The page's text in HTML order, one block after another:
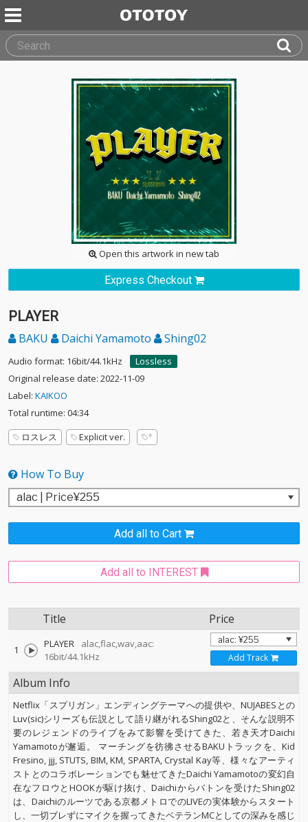
Open this artwork in new tab
Express Checkout
PLAYER
BAKU Daichi Yamamoto Shing02
Audio format: 16bit/44.1kHz
Lossless
Original release date: 2022-11-09
Label: KAIKOO
Total runtime: 04:34
ロスレス
Explicit ver.
How To Buy
Add all to Cart
Add all to INTEREST
Title Price
1 PLAYER
alac,flac,wav,aac:
16bit/44.1kHz
Add Track
Album Info
Netflix「スプリガン」エンディングテーマへの提供や、NUJABESとの
Luv(sic)シリーズも伝説として語り継がれるShing02と、そんな説明不
要のレジェンドのライブをみて影響を受けてきた、若き天才Daichi
Yamamotoが邂逅。 マーチングを彷彿させるBAKUトラックを、Kid
Fresino, jjj, STUTS, BIM, KM, SPARTA, Crystal Kay等、様々なアーティ
ストとのコラボレーションでも魅せてきたDaichi Yamamotoの変幻自
在なフロウとHOOKが駆け抜け、Daichiからバトンを受けたShing02
は、Daichiのルーツである京都メトロでのLIVEの実体験からスタート
し、一切ブレずにマイクを握ってきたベテランMCとしての深みを感じ